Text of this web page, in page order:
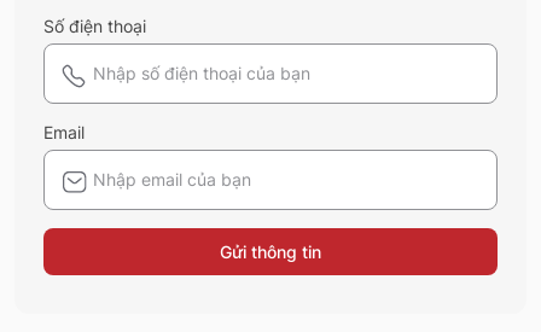
Số điện thoại
Email
Gửi thông tin